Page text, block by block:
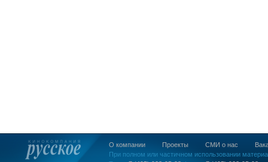
О компании Проекты СМИ о нас
При полном или частичном использовании